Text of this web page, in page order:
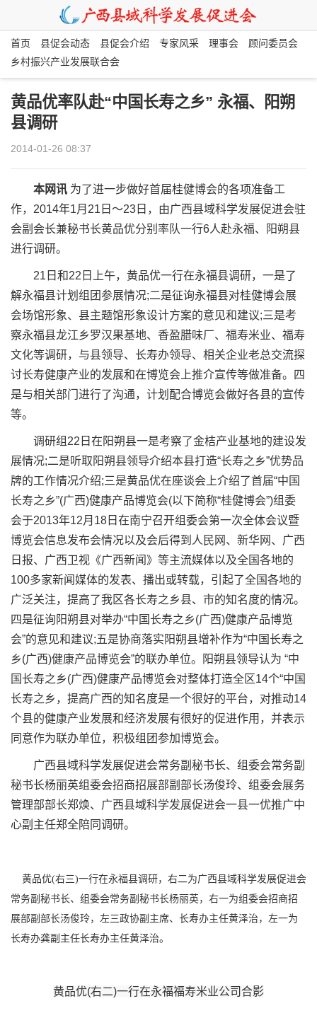
首页 县促会动态 县促会介绍 专家风采 理事会
顾问委员会
乡村振兴产业发展联合会
黄品优率队赴“中国长寿之乡” 永福、阳朔
县调研
2014-01-26 08:37
本网讯 为了进一步做好首届桂健博会的各项准备工
作，2014年1月21日～23日，由广西县域科学发展促进会驻
会副会长兼秘书长黄品优分别率队一行6人赴永福、阳朔县
进行调研。
21日和22日上午，黄品优一行在永福县调研，一是了
解永福县计划组团参展情况;二是征询永福县对桂健博会展
会场馆形象、县主题馆形象设计方案的意见和建议;三是考
察永福县龙江乡罗汉果基地、香盈腊味厂、福寿米业、福寿
文化等调研，与县领导、长寿办领导、相关企业老总交流探
讨长寿健康产业的发展和在博览会上推介宣传等做准备。四
是与相关部门进行了沟通，计划配合博览会做好各县的宣传
等。
调研组22日在阳朔县一是考察了金桔产业基地的建设发
展情况;二是听取阳朔县领导介绍本县打造“长寿之乡”优势品
牌的工作情况介绍;三是黄品优在座谈会上介绍了首届“中国
长寿之乡”(广西)健康产品博览会(以下简称“桂健博会”)组委
会于2013年12月18日在南宁召开组委会第一次全体会议暨
博览会信息发布会情况以及会后得到人民网、新华网、广西
日报、广西卫视《广西新闻》等主流媒体以及全国各地的
100多家新闻媒体的发表、播出或转载，引起了全国各地的
广泛关注，提高了我区各长寿之乡县、市的知名度的情况。
四是征询阳朔县对举办“中国长寿之乡(广西)健康产品博览
会”的意见和建议;五是协商落实阳朔县增补作为“中国长寿之
乡(广西)健康产品博览会”的联办单位。阳朔县领导认为 “中
国长寿之乡(广西)健康产品博览会对整体打造全区14个“中国
长寿之乡，提高广西的知名度是一个很好的平台，对推动14
个县的健康产业发展和经济发展有很好的促进作用，并表示
同意作为联办单位，积极组团参加博览会。
广西县域科学发展促进会常务副秘书长、组委会常务副
秘书长杨丽英组委会招商招展部副部长汤俊玲、组委会展务
管理部部长郑焕、广西县域科学发展促进会一县一优推广中
心副主任郑全陪同调研。
黄品优(右三)一行在永福县调研，右二为广西县域科学发展促进会
常务副秘书长、组委会常务副秘书长杨丽英，右一为组委会招商招
展部副部长汤俊玲，左三政协副主席、长寿办主任黄泽治，左一为
长寿办龚副主任长寿办主任黄泽治。
黄品优(右二)一行在永福福寿米业公司合影